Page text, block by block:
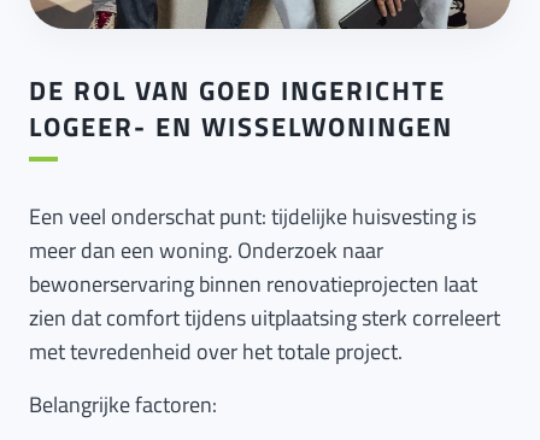
DE ROL VAN GOED INGERICHTE
LOGEER- EN WISSELWONINGEN
Een veel onderschat punt: tijdelijke huisvesting is
meer dan een woning. Onderzoek naar
bewonerservaring binnen renovatieprojecten laat
zien dat comfort tijdens uitplaatsing sterk correleert
met tevredenheid over het totale project.
Belangrijke factoren: